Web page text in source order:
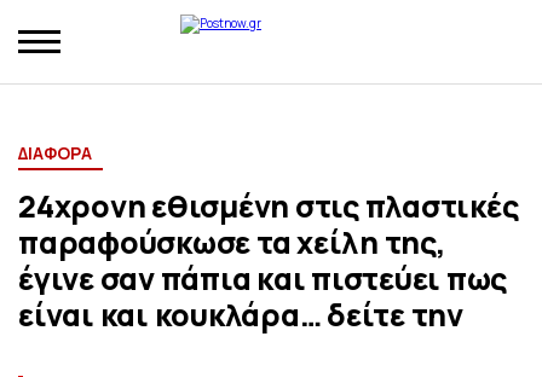
ΔΙΑΦΟΡΑ
24χρονη εθισμένη στις πλαστικές
παραφούσκωσε τα χείλη της,
έγινε σαν πάπια και πιστεύει πως
είναι και κουκλάρα… δείτε την